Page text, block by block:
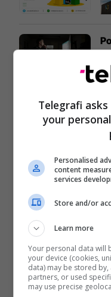
te
Telegrafi
your
Personalised
content
services
Store and/or
Learn more
Your personal data will
your device (cookies,
data) may be stored
partners, or used
may use precise